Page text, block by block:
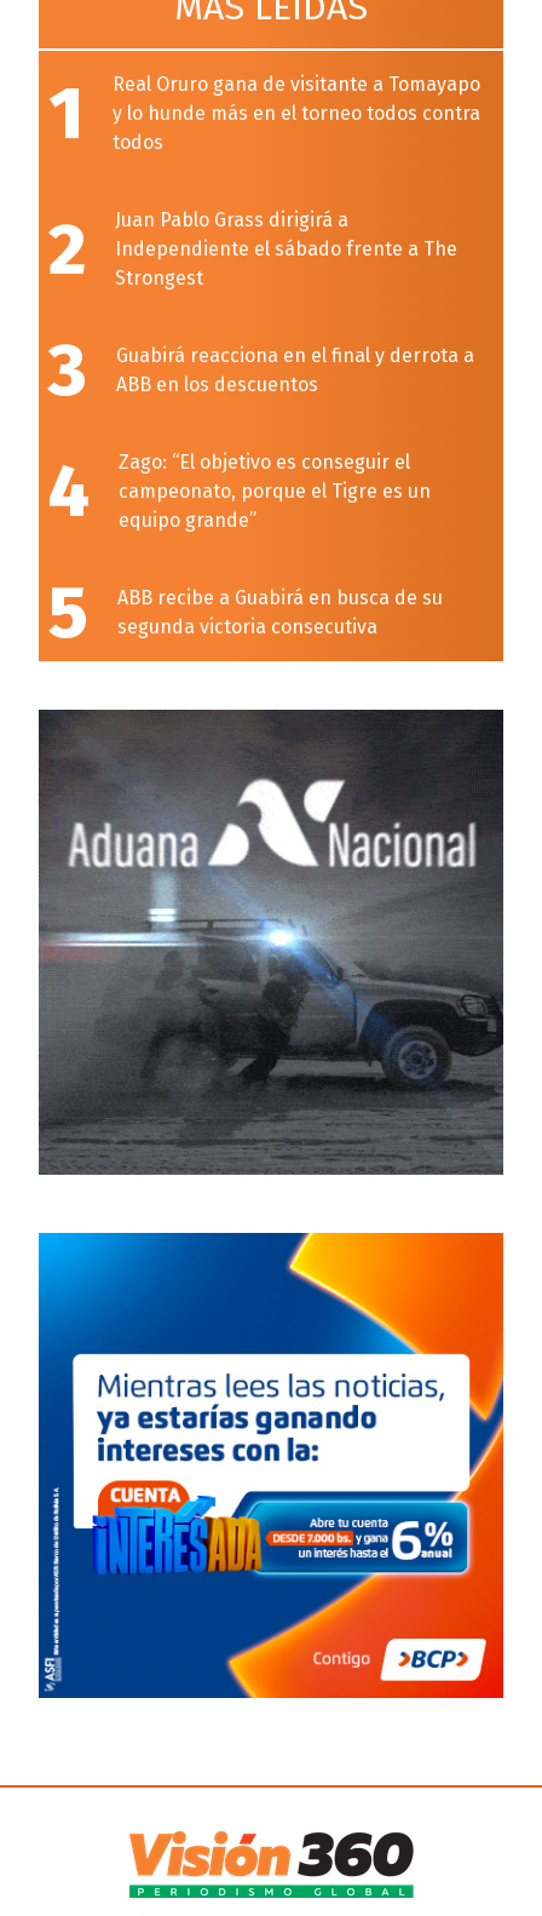
1
Real Oruro gana de visitante a Tomayapo
y lo hunde más en el torneo todos contra
todos
2
Juan Pablo Grass dirigirá a
Independiente el sábado frente a The
Strongest
3
Guabirá reacciona en el final y derrota a
ABB en los descuentos
4
Zago: “El objetivo es conseguir el
campeonato, porque el Tigre es un
equipo grande”
5
ABB recibe a Guabirá en busca de su
segunda victoria consecutiva